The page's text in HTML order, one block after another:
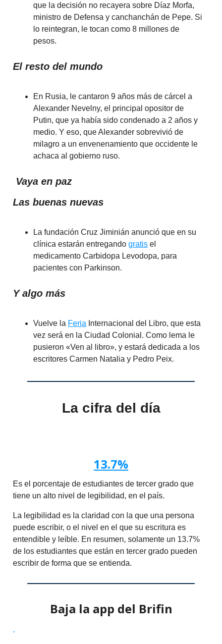
que la decisión no recayera sobre Díaz Morfa,
ministro de Defensa y canchanchán de Pepe. Si
lo reintegran, le tocan como 8 millones de
pesos.
El resto del mundo
En Rusia, le cantaron 9 años más de cárcel a
Alexander Nevelny, el principal opositor de
Putin, que ya había sido condenado a 2 años y
medio. Y eso, que Alexander sobrevivió de
milagro a un envenenamiento que occidente le
achaca al gobierno ruso.
Vaya en paz
Las buenas nuevas
La fundación Cruz Jiminián anunció que en su
clínica estarán entregando gratis el
medicamento Carbidopa Levodopa, para
pacientes con Parkinson.
Y algo más
Vuelve la Feria Internacional del Libro, que esta
vez será en la Ciudad Colonial. Como lema le
pusieron «Ven al libro», y estará dedicada a los
escritores Carmen Natalia y Pedro Peix.
La cifra del día
13.7%
Es el porcentaje de estudiantes de tercer grado que
tiene un alto nivel de legibilidad, en el país.
La legibilidad es la claridad con la que una persona
puede escribir, o el nivel en el que su escritura es
entendible y leíble. En resumen, solamente un 13.7%
de los estudiantes que están en tercer grado pueden
escribir de forma que se entienda.
Baja la app del Brifin